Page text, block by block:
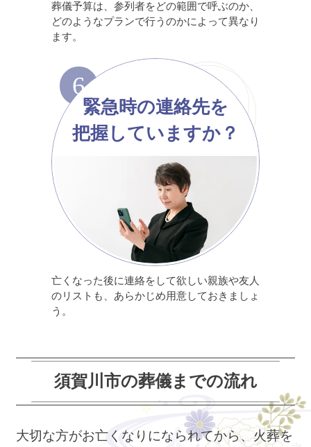
葬儀予算は、参列者をどの範囲で呼ぶのか、
どのようなプランで行うのかによって異なり
ます。
6
緊急時の連絡先を
把握していますか？
亡くなった後に連絡をして欲しい親族や友人
のリストも、あらかじめ用意しておきましょ
う。
須賀川市の葬儀までの流れ
大切な方がお亡くなりになられてから、火葬を